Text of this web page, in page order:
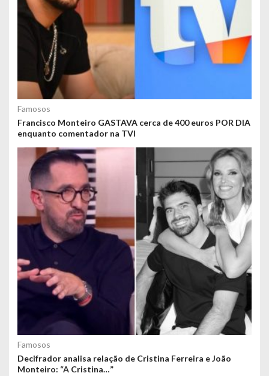
Famosos
Francisco Monteiro GASTAVA cerca de 400 euros POR DIA
enquanto comentador na TVI
Famosos
Decifrador analisa relação de Cristina Ferreira e João
Monteiro: “A Cristina…”